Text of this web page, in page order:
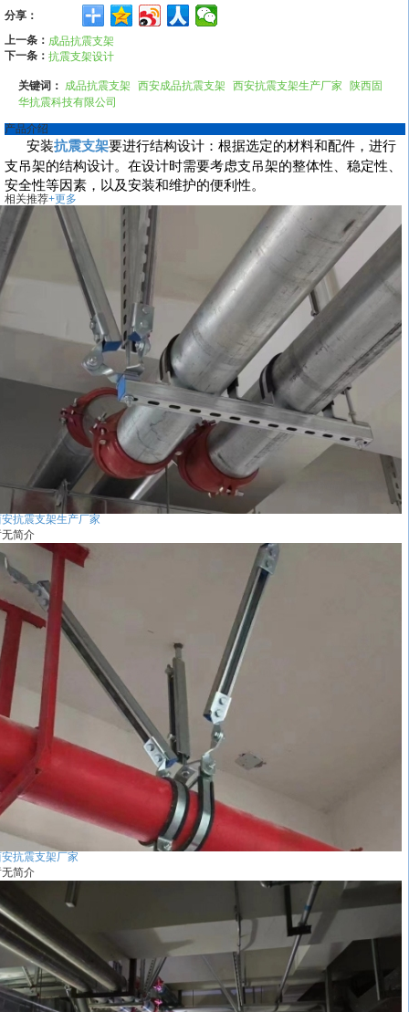
分享：
上一条： 成品抗震支架
下一条： 抗震支架设计
关键词： 成品抗震支架 西安成品抗震支架 西安抗震支架生产厂家 陕西固
华抗震科技有限公司
产品介绍
安装抗震支架要进行结构设计：根据选定的材料和配件，进行
支吊架的结构设计。在设计时需要考虑支吊架的整体性、稳定性、
安全性等因素，以及安装和维护的便利性。
相关推荐+更多
抗震支架生产厂家
简介
抗震支架厂家
简介